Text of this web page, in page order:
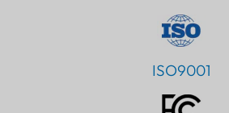
ISO9001